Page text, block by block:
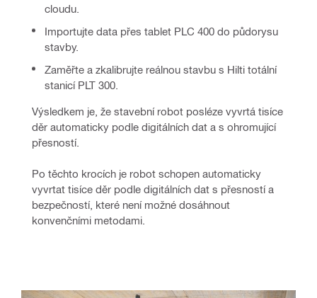
cloudu.
Importujte data přes tablet PLC 400 do půdorysu
stavby.
Zaměřte a zkalibrujte reálnou stavbu s Hilti totální
stanicí PLT 300.
Výsledkem je, že stavební robot posléze vyvrtá tisíce
děr automaticky podle digitálních dat a s ohromující
přesností.
Po těchto krocích je robot schopen automaticky
vyvrtat tisíce děr podle digitálních dat s přesností a
bezpečností, které není možné dosáhnout
konvenčními metodami.